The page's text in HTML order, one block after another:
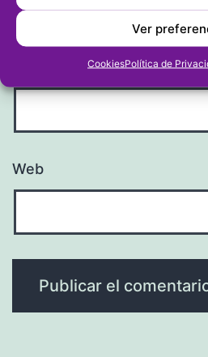
Ver
CookiesPolítica de
Correo electrónico*
Web